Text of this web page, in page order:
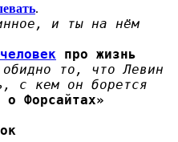
.
и ты на нём
про жизнь
то, что Левин
с кем он борется
Форсайтах»